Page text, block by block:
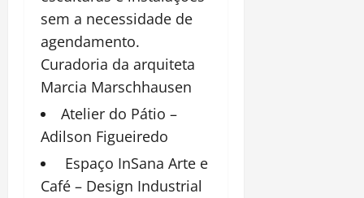
sem a necessidade de
agendamento.
Curadoria da arquiteta
Marcia Marschhausen
Atelier do Pátio –
Adilson Figueiredo
Espaço InSana Arte e
Café – Design Industrial